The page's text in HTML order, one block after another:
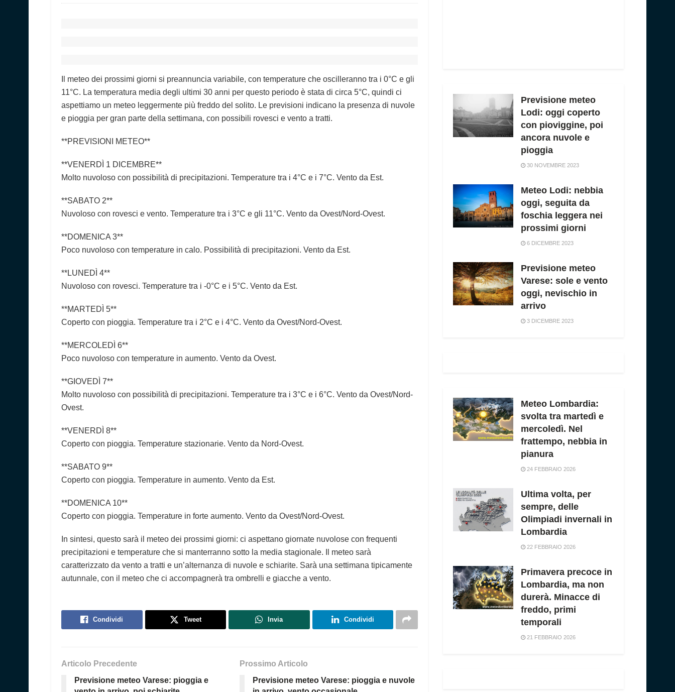
Il meteo dei prossimi giorni si preannuncia variabile, con temperature che oscilleranno tra i 0°C e gli
11°C. La temperatura media degli ultimi 30 anni per questo periodo è stata di circa 5°C, quindi ci
aspettiamo un meteo leggermente più freddo del solito. Le previsioni indicano la presenza di nuvole
e pioggia per gran parte della settimana, con possibili rovesci e vento a tratti.
**PREVISIONI METEO**
**VENERDÌ 1 DICEMBRE**
Molto nuvoloso con possibilità di precipitazioni. Temperature tra i 4°C e i 7°C. Vento da Est.
**SABATO 2**
Nuvoloso con rovesci e vento. Temperature tra i 3°C e gli 11°C. Vento da Ovest/Nord-Ovest.
**DOMENICA 3**
Poco nuvoloso con temperature in calo. Possibilità di precipitazioni. Vento da Est.
**LUNEDÌ 4**
Nuvoloso con rovesci. Temperature tra i -0°C e i 5°C. Vento da Est.
**MARTEDÌ 5**
Coperto con pioggia. Temperature tra i 2°C e i 4°C. Vento da Ovest/Nord-Ovest.
**MERCOLEDÌ 6**
Poco nuvoloso con temperature in aumento. Vento da Ovest.
**GIOVEDÌ 7**
Molto nuvoloso con possibilità di precipitazioni. Temperature tra i 3°C e i 6°C. Vento da Ovest/Nord-
Ovest.
**VENERDÌ 8**
Coperto con pioggia. Temperature stazionarie. Vento da Nord-Ovest.
**SABATO 9**
Coperto con pioggia. Temperature in aumento. Vento da Est.
**DOMENICA 10**
Coperto con pioggia. Temperature in forte aumento. Vento da Ovest/Nord-Ovest.
In sintesi, questo sarà il meteo dei prossimi giorni: ci aspettano giornate nuvolose con frequenti
precipitazioni e temperature che si manterranno sotto la media stagionale. Il meteo sarà
caratterizzato da vento a tratti e un’alternanza di nuvole e schiarite. Sarà una settimana tipicamente
autunnale, con il meteo che ci accompagnerà tra ombrelli e giacche a vento.
Condividi Tweet Invia Condividi
Articolo Precedente
Previsione meteo Varese: pioggia e
Prossimo Articolo
Previsione meteo Varese: pioggia e nuvole
Previsione meteo
Lodi: oggi coperto
con pioviggine, poi
ancora nuvole e
pioggia
30 NOVEMBRE 2023
Meteo Lodi: nebbia
oggi, seguita da
foschia leggera nei
prossimi giorni
6 DICEMBRE 2023
Previsione meteo
Varese: sole e vento
oggi, nevischio in
arrivo
3 DICEMBRE 2023
Meteo Lombardia:
svolta tra martedì e
mercoledì. Nel
frattempo, nebbia in
pianura
24 FEBBRAIO 2026
Ultima volta, per
sempre, delle
Olimpiadi invernali in
Lombardia
22 FEBBRAIO 2026
Primavera precoce in
Lombardia, ma non
durerà. Minacce di
freddo, primi
temporali
21 FEBBRAIO 2026